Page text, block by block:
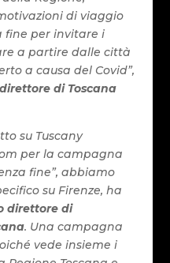
di viaggio
fine per invitare i
a partire dalle città
a causa del Covid”,
di Toscana
su Tuscany
per la campagna
fine”, abbiamo
su Firenze, ha
direttore di
. Una campagna
vede insieme i